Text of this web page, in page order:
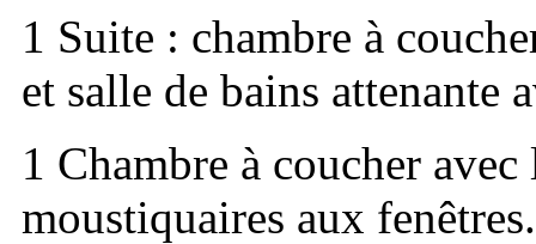
1 Suite : chambre à
et salle de bains attenante
1 Chambre à coucher
moustiquaires aux fenêtres.